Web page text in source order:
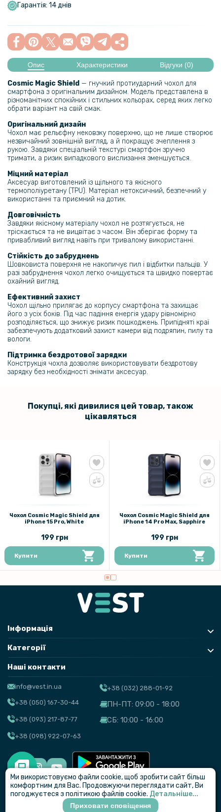
Гарантія: 14 днів
Опис Характеристики Відгуки (0)
Cosmic Magic Shield — гнучкий протиударний чохол для
смартфона з оригінальним дизайном. Модель представлена в
різноманітних спокійних і стильних кольорах, серед яких легко
обрати варіант на свій смак.
Оригінальний дизайн
Чохол має рельєфну нековзку поверхню, що не лише створює
незвичайний зовнішній вигляд, а й покращує зчеплення з
рукою. Завдяки спеціальній текстурі смартфон зручно
тримати, а ризик випадкового вислизання зменшується.
Міцний матеріал
Аксесуар виготовлений із щільного та якісного
термополіуретану (TPU). Матеріал нетоксичний, безпечний у
використанні та приємний на дотик.
Довговічність
Завдяки якісному матеріалу чохол не розтягується, не
тріскається та не вицвітає з часом. Він зберігає форму та
привабливий вигляд навіть при тривалому використанні.
Стійкість до забруднень
Шовковиста поверхня не накопичує пил і відбитки пальців. У
разі забруднення чохол легко очищується та швидко повертає
охайний вигляд.
Ефективний захист
Чохол щільно прилягає до корпусу смартфона та захищає
його з усіх боків. Під час падіння енергія удару рівномірно
розподіляється, що знижує ризик пошкоджень. Припідняті краї
забезпечують додатковий захист камери від подряпин, пилу та
вологи.
Підтримка бездротової зарядки
Конструкція чохла дозволяє використовувати бездротову
зарядку без необхідності знімати аксесуар.
Покупці, які дивилися цей товар, також
цікавляться
Чохол Cosmic Magic Shield для
iPhone 15 Pro, White
199 грн
Купити
Чохол Cosmic Magic Shield для
iPhone 14 Pro Max, Sapphire
199 грн
Купити
Інформація
Категорії
Наші контакти
info@vest.in.ua
+38 (050) 167-30-44
+38 (093) 217-87-77
+38 (098) 922-07-63
+38 (032) 288-01-92
ПН-ПТ: 09:00 - 18:00
СБ: 10:00 - 16:00
© VEST
Ми використовуємо файли cookie, щоб зробити сайт більш
комфортним для Вас. Продовжуючи переглядати сайт, Ви
погоджуєтеся з політикою файлів cookie. Детальніше...
Приховати сповіщення